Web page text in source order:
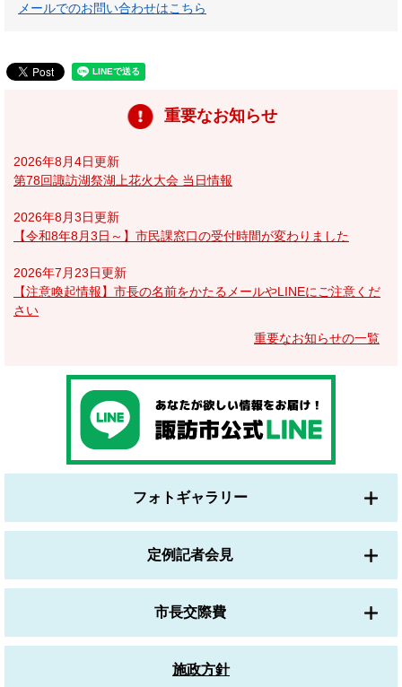
メールでのお問い合わせはこちら
重要なお知らせ
2026年8月4日更新
第78回諏訪湖祭湖上花火大会 当日情報
2026年8月3日更新
【令和8年8月3日～】市民課窓口の受付時間が変わりました
2026年7月23日更新
【注意喚起情報】市長の名前をかたるメールやLINEにご注意くだ
さい
重要なお知らせの一覧
フォトギャラリー
定例記者会見
市長交際費
施政方針